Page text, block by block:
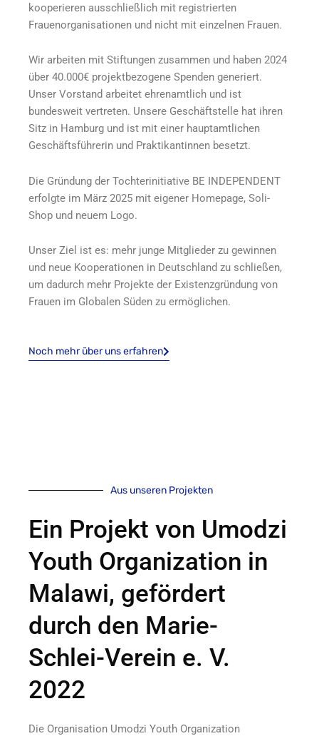
kooperieren ausschließlich mit registrierten
Frauenorganisationen und nicht mit einzelnen Frauen.
Wir arbeiten mit Stiftungen zusammen und haben 2024
über 40.000€ projektbezogene Spenden generiert.
Unser Vorstand arbeitet ehrenamtlich und ist
bundesweit vertreten. Unsere Geschäftstelle hat ihren
Sitz in Hamburg und ist mit einer hauptamtlichen
Geschäftsführerin und Praktikantinnen besetzt.
Die Gründung der Tochterinitiative BE INDEPENDENT
erfolgte im März 2025 mit eigener Homepage, Soli-
Shop und neuem Logo.
Unser Ziel ist es: mehr junge Mitglieder zu gewinnen
und neue Kooperationen in Deutschland zu schließen,
um dadurch mehr Projekte der Existenzgründung von
Frauen im Globalen Süden zu ermöglichen.
Noch mehr über uns erfahren
Aus unseren Projekten
Ein Projekt von Umodzi
Youth Organization in
Malawi, gefördert
durch den Marie-
Schlei-Verein e. V.
2022
Die Organisation Umodzi Youth Organization